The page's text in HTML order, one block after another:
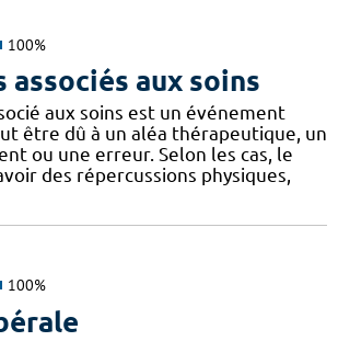
100%
associés aux soins
aux soins est un événement
être dû à un aléa thérapeutique, un
ou une erreur. Selon les cas, le
des répercussions physiques,
100%